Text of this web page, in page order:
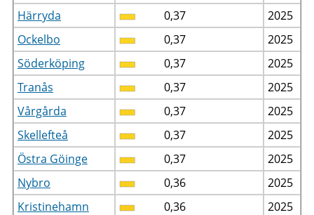
Härryda
0,37
2025
Ockelbo
0,37
2025
Söderköping
0,37
2025
Tranås
0,37
2025
Vårgårda
0,37
2025
Skellefteå
0,37
2025
Östra Göinge
0,37
2025
Nybro
0,36
2025
Kristinehamn
0,36
2025